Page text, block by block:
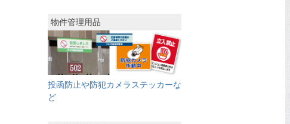
物件管理用品
投函防止や防犯カメラステッカーな
ど